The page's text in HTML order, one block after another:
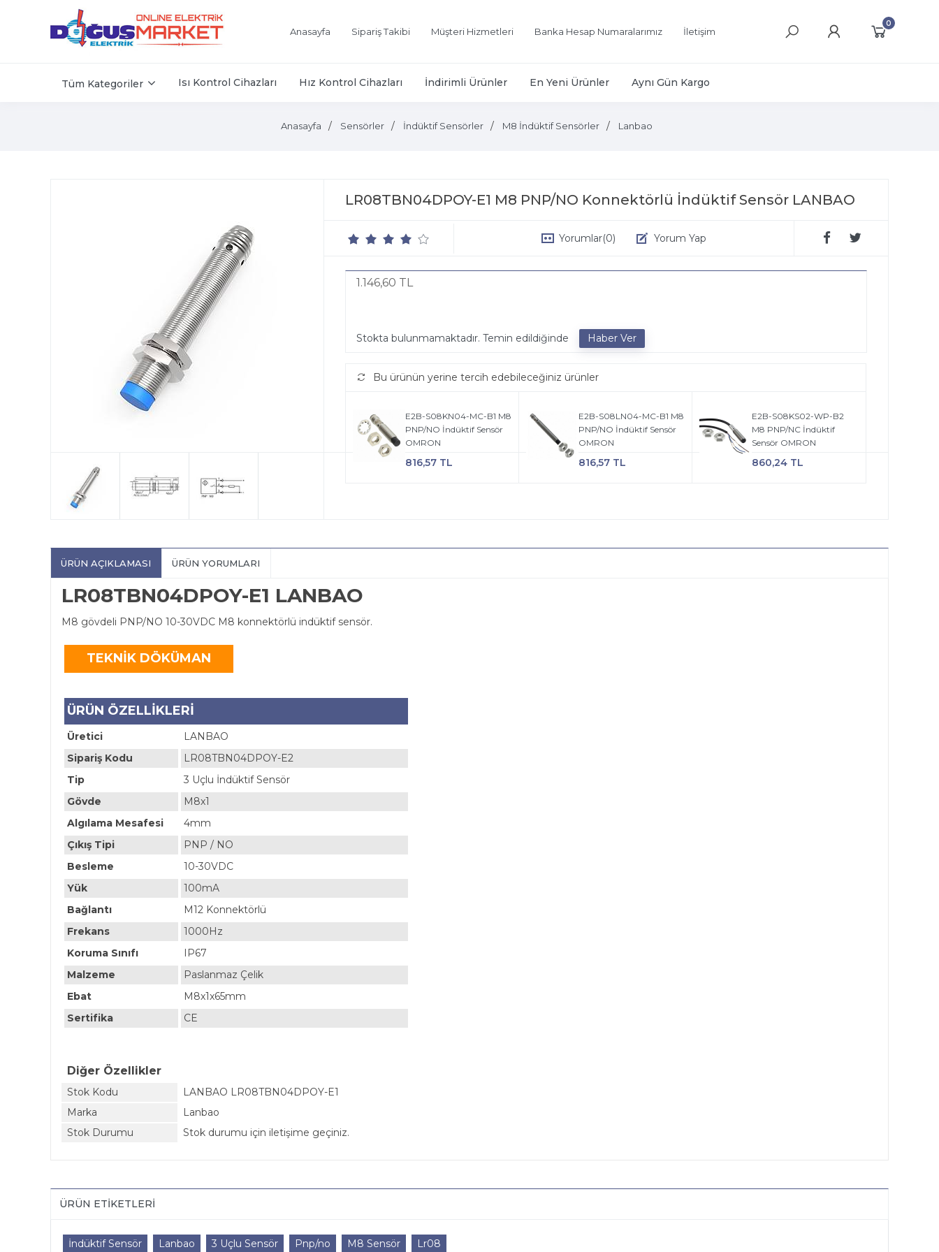
Anasayfa Sipariş Takibi Müşteri Hizmetleri Banka Hesap Numaralarımız İletişim
0
Tüm Kategoriler Isı Kontrol Cihazları Hız Kontrol Cihazları İndirimli Ürünler En Yeni Ürünler Aynı Gün Kargo
Anasayfa Sensörler İndüktif Sensörler M8 İndüktif Sensörler Lanbao
LR08TBN04DPOY-E1 M8 PNP/NO Konnektörlü İndüktif Sensör LANBAO
Yorumlar(0) Yorum Yap
1.146,60 TL
Stokta bulunmamaktadır. Temin edildiğinde
Bu ürünün yerine tercih edebileceğiniz ürünler
E2B-S08KN04-MC-B1 M8
PNP/NO İndüktif Sensör
OMRON
816,57 TL
E2B-S08LN04-MC-B1 M8
PNP/NO İndüktif Sensör
OMRON
816,57 TL
E2B-S08KS02-WP-B2
M8 PNP/NC İndüktif
Sensör OMRON
860,24 TL
ÜRÜN AÇIKLAMASI ÜRÜN YORUMLARI
LR08TBN04DPOY-E1 LANBAO
M8 gövdeli PNP/NO 10-30VDC M8 konnektörlü indüktif sensör.
TEKNİK DÖKÜMAN
ÜRÜN ÖZELLİKLERİ
Üretici
LANBAO
Sipariş Kodu
LR08TBN04DPOY-E2
Tip
3 Uçlu İndüktif Sensör
Gövde
M8x1
Algılama Mesafesi
4mm
Çıkış Tipi
PNP / NO
Besleme
10-30VDC
Yük
100mA
Bağlantı
M12 Konnektörlü
Frekans
1000Hz
Koruma Sınıfı
IP67
Malzeme
Paslanmaz Çelik
Ebat
M8x1x65mm
Sertifika
CE
Diğer Özellikler
Stok Kodu
LANBAO LR08TBN04DPOY-E1
Marka
Lanbao
Stok Durumu
Stok durumu için iletişime geçiniz.
ÜRÜN ETIKETLERI
İndüktif Sensör Lanbao 3 Uçlu Sensör Pnp/no M8 Sensör Lr08